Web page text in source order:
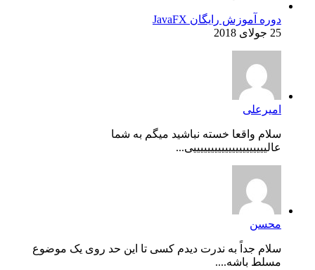
دوره آموزش رایگان JavaFX
25 جولای 2018
امیرعلی
سلام واقعا خسته نباشید میگم به شما
عالیییییییییییییییییییییی...
محسن
سلام جداً به ندرت دیدم کسی تا این حد روی یک موضوع
مسلط باشه....